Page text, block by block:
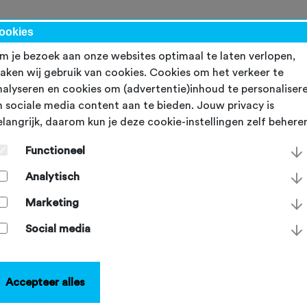
aansprakelijkheidsverzekering van de NTFU is van
verenigingen en organisatoren worden
je bezoek aan onze websites optimaal te laten verlopen,
wij gebruik van cookies. Cookies om het verkeer te
en cookies om (advertentie)inhoud te
sociale media content aan te bieden. Jouw privacy is
daarom kun je deze cookie-instellingen zelf
Functioneel
Analytisch
Marketing
Social media
Accepteer alles